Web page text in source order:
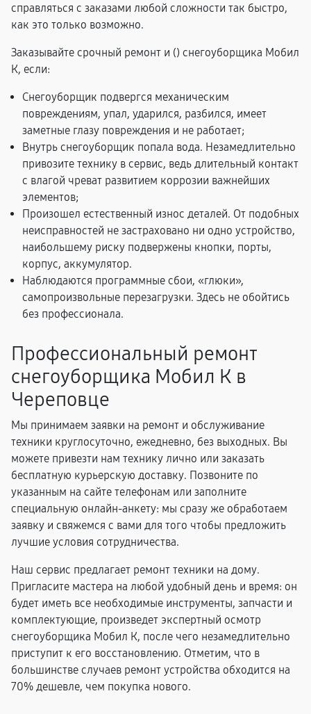
справляться с заказами любой сложности так быстро,
как это только возможно.
Заказывайте срочный ремонт и () снегоуборщика Мобил
К, если:
Снегоуборщик подвергся механическим
повреждениям, упал, ударился, разбился, имеет
заметные глазу повреждения и не работает;
Внутрь снегоуборщик попала вода. Незамедлительно
привозите технику в сервис, ведь длительный контакт
с влагой чреват развитием коррозии важнейших
элементов;
Произошел естественный износ деталей. От подобных
неисправностей не застраховано ни одно устройство,
наибольшему риску подвержены кнопки, порты,
корпус, аккумулятор.
Наблюдаются программные сбои, «глюки»,
самопроизвольные перезагрузки. Здесь не обойтись
без профессионала.
Профессиональный ремонт
снегоуборщика Мобил К в
Череповце
Мы принимаем заявки на ремонт и обслуживание
техники круглосуточно, ежедневно, без выходных. Вы
можете привезти нам технику лично или заказать
бесплатную курьерскую доставку. Позвоните по
указанным на сайте телефонам или заполните
специальную онлайн-анкету: мы сразу же обработаем
заявку и свяжемся с вами для того чтобы предложить
лучшие условия сотрудничества.
Наш сервис предлагает ремонт техники на дому.
Пригласите мастера на любой удобный день и время: он
будет иметь все необходимые инструменты, запчасти и
комплектующие, произведет экспертный осмотр
снегоуборщика Мобил К, после чего незамедлительно
приступит к его восстановлению. Отметим, что в
большинстве случаев ремонт устройства обходится на
70% дешевле, чем покупка нового.